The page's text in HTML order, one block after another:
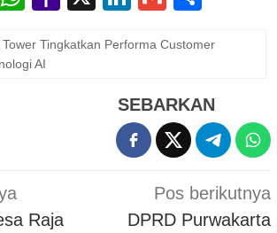
Tingkatkan Performa Customer
AI
SEBARKAN
Raja
Pos berikutnya
DPRD Purwakarta